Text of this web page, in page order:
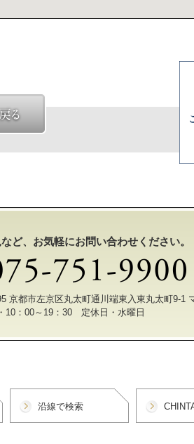
ど、お気軽にお問い合わせください。
京都市左京区丸太町通川端東入東丸太町9-1
10：00～19：30 定休日・水曜日
沿線で検索